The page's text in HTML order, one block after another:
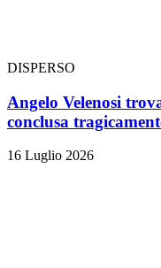
DISPERSO
Angelo Velenosi
conclusa
16 Luglio 2026